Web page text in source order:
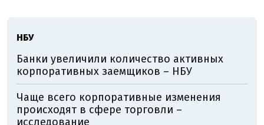
НБУ
Банки увеличили количество активных
корпоративных заемщиков – НБУ
Чаще всего корпоративные изменения
происходят в сфере торговли –
исследование